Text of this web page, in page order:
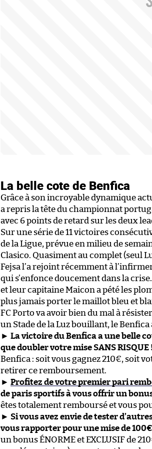
La belle cote de Benfica
Grâce à son incroyable dynamique
a repris la tête du championnat
avec 6 points de retard sur les deux
Sur une série de 11 victoires
de la Ligue, prévue en milieu de
Clasico. Quasiment au complet (seul
Fejsa l’a rejoint récemment à
qui s’enfonce doucement dans la
et leur capitaine Maicon a pété les
plus jamais porter le maillot bleu et
FC Porto va avoir bien du mal à
un Stade de la Luz bouillant, le
► La victoire du Benfica a une belle
que doubler votre mise SANS RISQUE
Benfica : soit vous gagnez 210€, soit
retirer ce remboursement.
► Profitez de votre premier pari
de paris sportifs à vous offrir un
êtes totalement remboursé et vous
► Si vous avez envie de tester
vous rapporter pour une mise de
un bonus ÉNORME et EXCLUSIF de